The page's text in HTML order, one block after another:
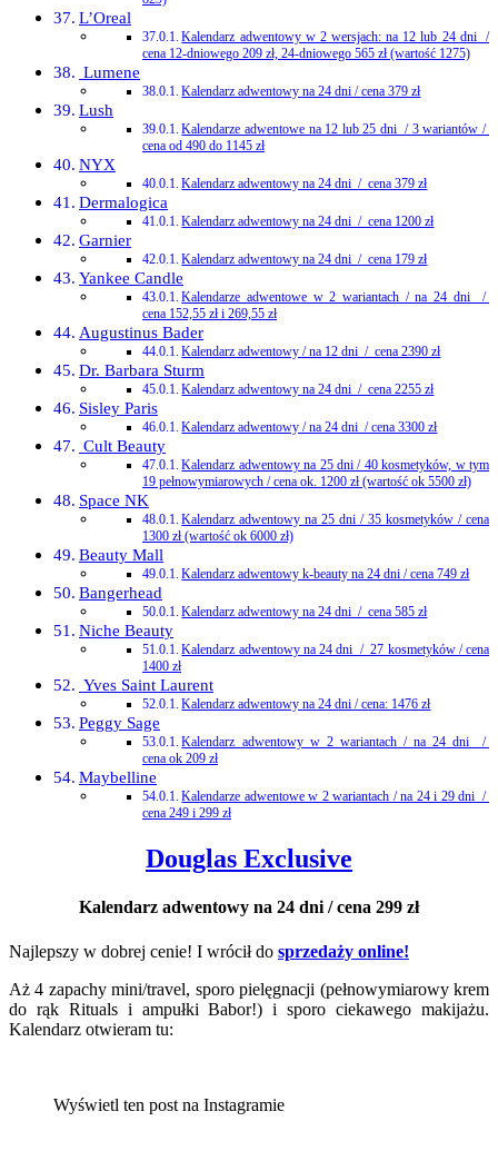
L’Oreal
Kalendarz adwentowy w 2 wersjach: na 12 lub 24 dni /
cena 12-dniowego 209 zł, 24-dniowego 565 zł (wartość 1275)
Lumene
Kalendarz adwentowy na 24 dni / cena 379 zł
Lush
Kalendarze adwentowe na 12 lub 25 dni / 3 wariantów /
cena od 490 do 1145 zł
NYX
Kalendarz adwentowy na 24 dni / cena 379 zł
Dermalogica
Kalendarz adwentowy na 24 dni / cena 1200 zł
Garnier
Kalendarz adwentowy na 24 dni / cena 179 zł
Yankee Candle
Kalendarze adwentowe w 2 wariantach / na 24 dni /
cena 152,55 zł i 269,55 zł
Augustinus Bader
Kalendarz adwentowy / na 12 dni / cena 2390 zł
Dr. Barbara Sturm
Kalendarz adwentowy na 24 dni / cena 2255 zł
Sisley Paris
Kalendarz adwentowy / na 24 dni / cena 3300 zł
Cult Beauty
Kalendarz adwentowy na 25 dni / 40 kosmetyków, w tym
19 pełnowymiarowych / cena ok. 1200 zł (wartość ok 5500 zł)
Space NK
Kalendarz adwentowy na 25 dni / 35 kosmetyków / cena
1300 zł (wartość ok 6000 zł)
Beauty Mall
Kalendarz adwentowy k-beauty na 24 dni / cena 749 zł
Bangerhead
Kalendarz adwentowy na 24 dni / cena 585 zł
Niche Beauty
Kalendarz adwentowy na 24 dni / 27 kosmetyków / cena
1400 zł
Yves Saint Laurent
Kalendarz adwentowy na 24 dni / cena: 1476 zł
Peggy Sage
Kalendarz adwentowy w 2 wariantach / na 24 dni /
cena ok 209 zł
Maybelline
Kalendarze adwentowe w 2 wariantach / na 24 i 29 dni /
cena 249 i 299 zł
Douglas Exclusive
Kalendarz adwentowy na 24 dni / cena 299 zł
Najlepszy w dobrej cenie! I wrócił do sprzedaży online!
Aż 4 zapachy mini/travel, sporo pielęgnacji (pełnowymiarowy krem
do rąk Rituals i ampułki Babor!) i sporo ciekawego makijażu.
Kalendarz otwieram tu:
Wyświetl ten post na Instagramie